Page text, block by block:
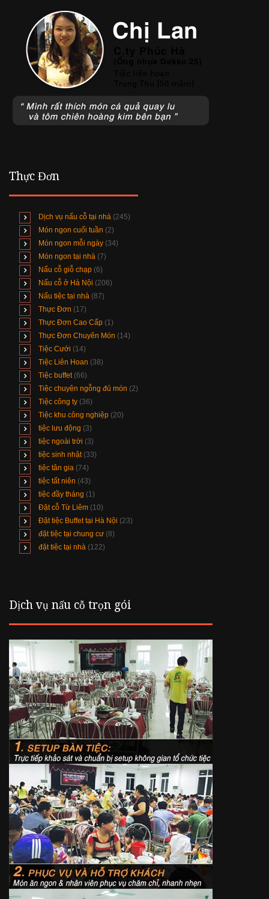
Thực Đơn
Dịch vụ nấu cỗ tại nhà (245)
Món ngon cuối tuần (2)
Món ngon mỗi ngày (34)
Món ngon tại nhà (7)
Nấu cỗ giỗ chạp (6)
Nấu cỗ ở Hà Nội (206)
Nấu tiệc tại nhà (87)
Thực Đơn (17)
Thực Đơn Cao Cấp (1)
Thực Đơn Chuyên Món (14)
Tiệc Cưới (14)
Tiệc Liên Hoan (38)
Tiệc buffet (66)
Tiệc chuyên ngỗng đủ món (2)
Tiệc công ty (36)
Tiệc khu công nghiệp (20)
tiệc lưu động (3)
tiệc ngoài trời (3)
tiệc sinh nhật (33)
tiệc tân gia (74)
tiệc tất niên (43)
tiệc đầy tháng (1)
Đặt cỗ Từ Liêm (10)
Đặt tiệc Buffet tại Hà Nội (23)
đặt tiệc tại chung cư (8)
đặt tiệc tại nhà (122)
Dịch vụ nấu cỗ trọn gói